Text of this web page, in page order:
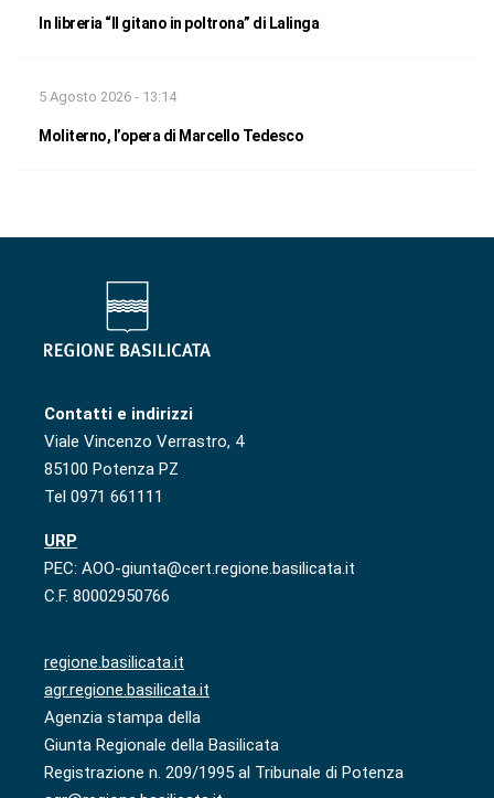
In libreria “Il gitano in poltrona” di Lalinga
5 Agosto 2026 - 13:14
Moliterno, l’opera di Marcello Tedesco
Contatti e indirizzi
Viale Vincenzo Verrastro, 4
85100 Potenza PZ
Tel 0971 661111
URP
PEC: AOO-giunta@cert.regione.basilicata.it
C.F. 80002950766
regione.basilicata.it
agr.regione.basilicata.it
Agenzia stampa della
Giunta Regionale della Basilicata
Registrazione n. 209/1995 al Tribunale di Potenza